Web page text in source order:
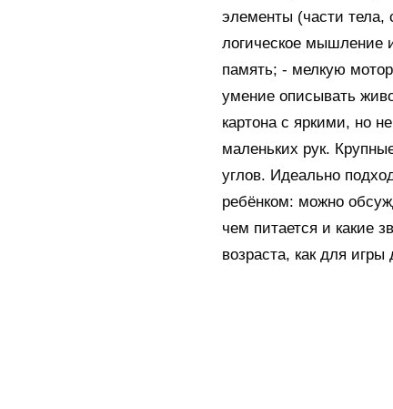
элементы (части тела,
логическое мышление
память; - мелкую
умение описывать
картона с яркими, но
маленьких рук.
углов. Идеально
ребёнком: можно
чем питается и какие
возраста, как для